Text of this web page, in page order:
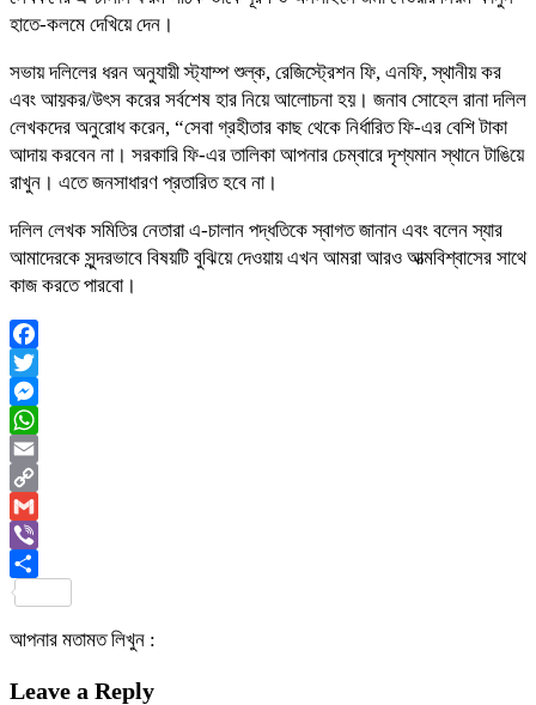
হাতে-কলমে দেখিয়ে দেন।
সভায় দলিলের ধরন অনুযায়ী স্ট্যাম্প শুল্ক, রেজিস্ট্রেশন ফি, এনফি, স্থানীয় কর
এবং আয়কর/উৎস করের সর্বশেষ হার নিয়ে আলোচনা হয়। জনাব সোহেল রানা দলিল
লেখকদের অনুরোধ করেন, “সেবা গ্রহীতার কাছ থেকে নির্ধারিত ফি-এর বেশি টাকা
আদায় করবেন না। সরকারি ফি-এর তালিকা আপনার চেম্বারে দৃশ্যমান স্থানে টাঙিয়ে
রাখুন। এতে জনসাধারণ প্রতারিত হবে না।
দলিল লেখক সমিতির নেতারা এ-চালান পদ্ধতিকে স্বাগত জানান এবং বলেন স্যার
আমাদেরকে সুন্দরভাবে বিষয়টি বুঝিয়ে দেওয়ায় এখন আমরা আরও আত্মবিশ্বাসের সাথে
কাজ করতে পারবো।
Facebook
Twitter
Messenger
WhatsApp
Email
Copy
Link
Gmail
Viber
আপনার মতামত লিখুন :
Leave a Reply